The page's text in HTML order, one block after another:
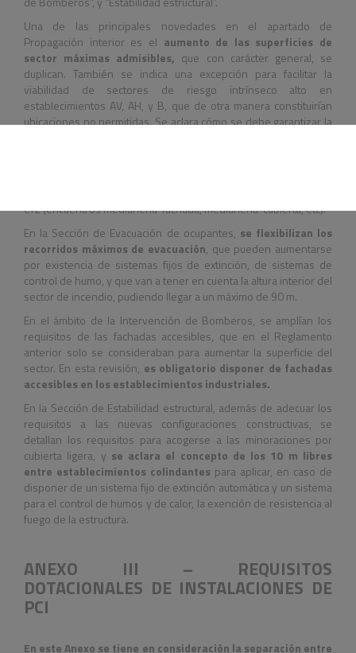
Una de las principales novedades en el apartado de
Propagación interior es el aumento de las superficies de
sector máximas admisibles, que con carácter general, se
duplican. También se indica una excepción para facilitar la
viabilidad de sectores de riesgo intrínseco alto en
establecimientos AV, AH, y B, que de otra manera constituirían
ubicaciones no permitidas. Se aclara cómo se debe garantizar la
CTE (encuentros medianería-fachada, medianería-cubierta, etc).
En la Sección de Evacuación de ocupantes, se flexibilizan los
recorridos máximos de evacuación, que pueden aumentarse
por existencia de sistemas fijos de extinción, de sistemas de
control de humo, y que van a tener en cuenta la altura interior del
sector de incendio, pudiendo llegar a un máximo de 90 m.
En el ámbito de la Intervención de Bomberos, se amplían los
requisitos de las fachadas accesibles, que en el Reglamento
anterior solo se consideraban para aumentar la superficie del
sector. En esta revisión, es obligatorio disponer de fachadas
accesibles en los establecimientos industriales.
En la Sección de Estabilidad estructural, además de adecuar los
requisitos a las nuevas configuraciones constructivas, se
detallan los requisitos para acogerse a las minoraciones por
cubierta ligera, y se aclara el concepto de los 10 m libres
entre establecimientos colindantes para aplicar, en caso de
disponer de un sistema fijo de extinción automática y un sistema
para el control de humos y de calor, la exención de resistencia al
fuego de la estructura.
ANEXO III – REQUISITOS
DOTACIONALES DE INSTALACIONES DE
PCI
En este Anexo se tiene en consideración la separación entre